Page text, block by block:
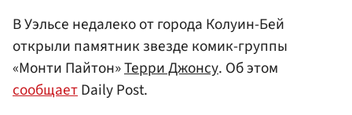
В Уэльсе недалеко от города Колуин-Бей
открыли памятник звезде комик-группы
«Монти Пайтон»Терри Джонсу. Об этом
сообщаетDaily Post.